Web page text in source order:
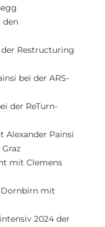
den
der Restructuring
bei der ARS-
der ReTurn-
Alexander Painsi
mit Clemens
Dornbirn mit
2024 der